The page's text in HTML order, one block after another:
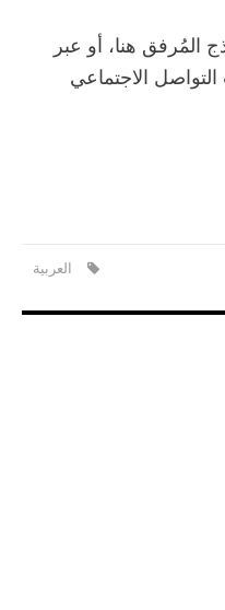
المُرفق هنا، أو عبر
التواصل الاجتماعي